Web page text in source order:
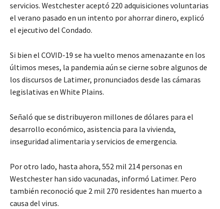
servicios. Westchester aceptó 220 adquisiciones voluntarias
el verano pasado en un intento por ahorrar dinero, explicó
el ejecutivo del Condado.
Si bien el COVID-19 se ha vuelto menos amenazante en los
últimos meses, la pandemia aún se cierne sobre algunos de
los discursos de Latimer, pronunciados desde las cámaras
legislativas en White Plains.
Señaló que se distribuyeron millones de dólares para el
desarrollo económico, asistencia para la vivienda,
inseguridad alimentaria y servicios de emergencia.
Por otro lado, hasta ahora, 552 mil 214 personas en
Westchester han sido vacunadas, informó Latimer. Pero
también reconoció que 2 mil 270 residentes han muerto a
causa del virus.